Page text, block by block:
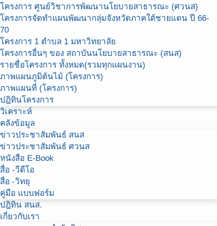
โครงการ ศูนย์วิชาการพัฒนานโยบายสาธารณะ (ศวนส)
โครงการจัดทำแผนพัฒนากลุ่มจังหวัดภาคใต้ชายแดน ปี 66-
70
โครงการ 1 ตำบล 1 มหาวิทยาลัย
โครงการอื่นๆ ของ สถาบันนโยบายสาธารณะ (สนส)
รายชื่อโครงการ ทั้งหมด(รวมทุกแผนงาน)
ภาพแผนภูมิต้นไม้ (โครงการ)
ภาพแผนที่ (โครงการ)
ปฎิทินโครงการ
วิเคราะห์
คลังข้อมูล
ข่าวประชาสัมพันธ์ สนส
ข่าวประชาสัมพันธ์ ศวนส
หนังสือ E-Book
สื่อ -วีดีโอ
สื่อ -วิทยุ
คู่มือ แบบฟอร์ม
ปฎิทิน สนส.
เกี่ยวกับเรา